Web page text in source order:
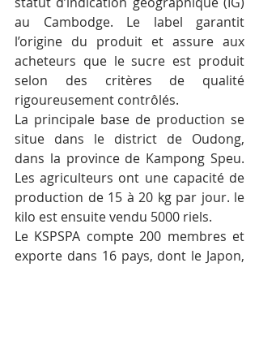
au Cambodge. Le label garantit
l’origine du produit et assure aux
acheteurs que le sucre est produit
selon des critères de qualité
rigoureusement contrôlés.
La principale base de production se
situe dans le district de Oudong,
dans la province de Kampong Speu.
Les agriculteurs ont une capacité de
production de 15 à 20 kg par jour. le
kilo est ensuite vendu 5000 riels.
Le KSPSPA compte 200 membres et
exporte dans 16 pays, dont le Japon,